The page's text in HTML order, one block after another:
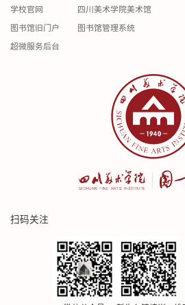
学校官网
四川美术学院美术馆
图书馆旧门户
图书馆管理系统
超微服务后台
扫码关注